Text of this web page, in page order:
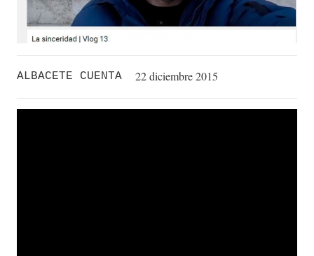
ALBACETE CUENTA 22 diciembre 2015